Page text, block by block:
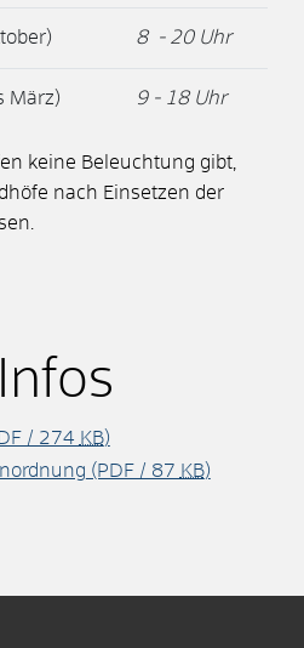
8 - 20 Uhr
März) 9 - 18 Uhr
keine Beleuchtung gibt,
nach Einsetzen der
/ 274 KB)
(PDF / 87 KB)